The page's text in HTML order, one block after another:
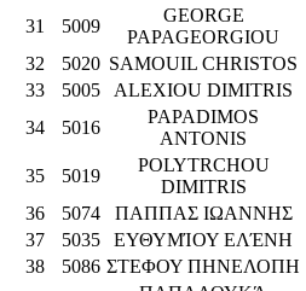
31 5009
GEORGE
PAPAGEORGIOU
32
5020 SAMOUIL CHRISTOS
33
5005 ALEXIOU DIMITRIS
34
5016
PAPADIMOS
ANTONIS
35 5019
POLYTRCHOU
DIMITRIS
36
5074 ΠΑΠΠΑΣ ΙΩΑΝΝΗΣ
37
5035 ΕΥΘΥΜΊΟΥ ΕΛΈΝΗ
38
5086 ΣΤΕΦΟΥ ΠΗΝΕΛΟΠΗ